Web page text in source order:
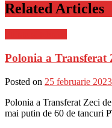
Related Articles
Polonia a Transferat
Posted on 25 februarie 2023
Polonia a Transferat Zeci
mai putin de 60 de tancuri